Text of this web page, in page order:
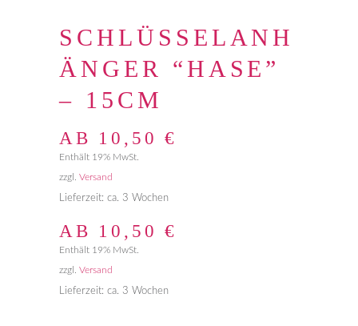
SCHLÜSSELANH
ÄNGER “HASE”
– 15CM
AB 10,50€
Enthält 19% MwSt.
zzgl. Versand
Lieferzeit: ca. 3 Wochen
AB 10,50€
Enthält 19% MwSt.
zzgl. Versand
Lieferzeit: ca. 3 Wochen